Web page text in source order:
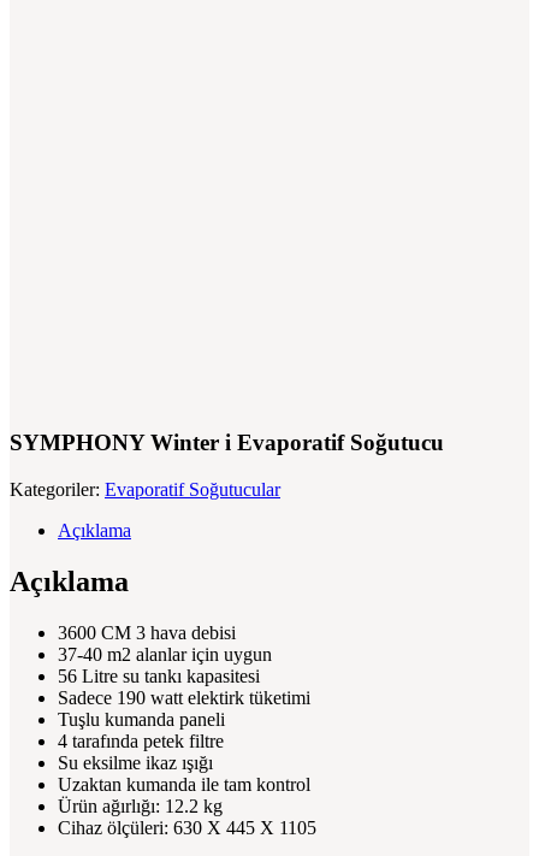
SYMPHONY Winter i Evaporatif Soğutucu
Kategoriler: Evaporatif Soğutucular
Açıklama
Açıklama
3600 CM 3 hava debisi
37-40 m2 alanlar için uygun
56 Litre su tankı kapasitesi
Sadece 190 watt elektirk tüketimi
Tuşlu kumanda paneli
4 tarafında petek filtre
Su eksilme ikaz ışığı
Uzaktan kumanda ile tam kontrol
Ürün ağırlığı: 12.2 kg
Cihaz ölçüleri: 630 X 445 X 1105